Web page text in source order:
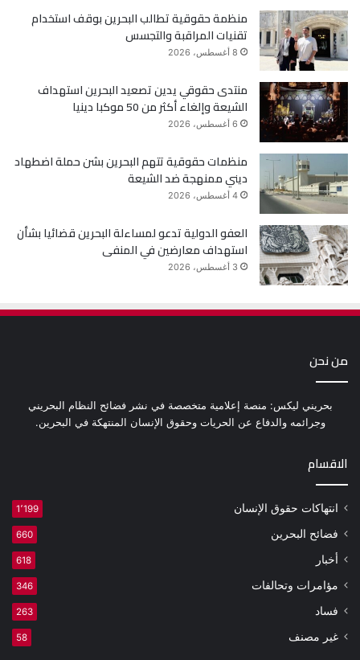
ك
منظمة حقوقية تطالب البحرين بوقف استخدام
تقنيات المراقبة والتجسس
8 أغسطس، 2026
منتدى حقوقي يدين تصعيد البحرين استهداف
الشيعة وإلغاء أكثر من 50 موكبا دينيا
6 أغسطس، 2026
منظمات حقوقية تتهم البحرين بشن حملة اضطهاد
ديني ممنهجة ضد الشيعة
4 أغسطس، 2026
العفو الدولية تدعو لمساءلة البحرين قضائيا بشأن
استهداف معارضين في المنفى
3 أغسطس، 2026
من نحن
بحريني ليكس: منصة إعلامية متخصصة في نشر فضائح النظام البحريني
وجرائمه والدفاع عن الحريات وحقوق الإنسان المنتهكة في البحرين.
الاقسام
انتهاكات حقوق الإنسان 1٬199
فضائح البحرين 660
أخبار 618
مؤامرات وتحالفات 346
فساد 263
غير مصنف 58